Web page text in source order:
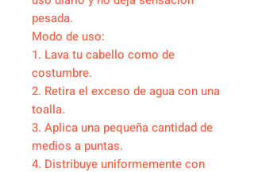
pesada.
Modo de uso:
1. Lava tu cabello como de
costumbre.
2. Retira el exceso de agua con una
toalla.
3. Aplica una pequeña cantidad de
medios a puntas.
4. Distribuye uniformemente con